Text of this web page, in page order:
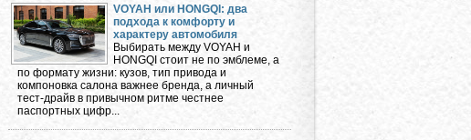
VOYAH или HONGQI: два
подхода к комфорту и
характеру автомобиля
Выбирать между VOYAH и
HONGQI стоит не по эмблеме, а
по формату жизни: кузов, тип привода и
компоновка салона важнее бренда, а личный
тест-драйв в привычном ритме честнее
паспортных цифр...